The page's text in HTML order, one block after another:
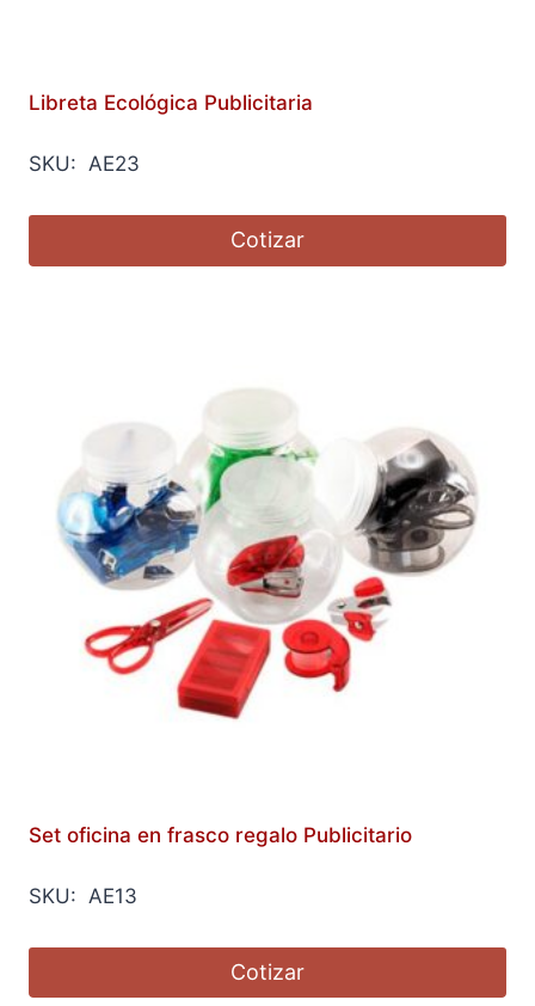
Libreta Ecológica Publicitaria
SKU: AE23
Cotizar
Set oficina en frasco regalo Publicitario
SKU: AE13
Cotizar